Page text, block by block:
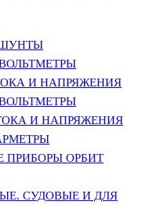
И НАПРЯЖЕНИЯ
И НАПРЯЖЕНИЯ
ПРИБОРЫ ОРБИТ
СУДОВЫЕ И ДЛЯ